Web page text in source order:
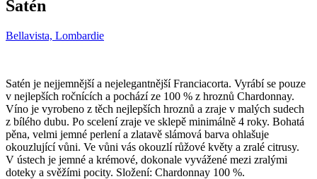
Satén
Bellavista, Lombardie
Satén je nejjemnější a nejelegantnější Franciacorta. Vyrábí se pouze
v nejlepších ročnících a pochází ze 100 % z hroznů Chardonnay.
Víno je vyrobeno z těch nejlepších hroznů a zraje v malých sudech
z bílého dubu. Po scelení zraje ve sklepě minimálně 4 roky. Bohatá
pěna, velmi jemné perlení a zlatavě slámová barva ohlašuje
okouzlující vůni. Ve vůni vás okouzlí růžové květy a zralé citrusy.
V ústech je jemné a krémové, dokonale vyvážené mezi zralými
doteky a svěžími pocity. Složení: Chardonnay 100 %.